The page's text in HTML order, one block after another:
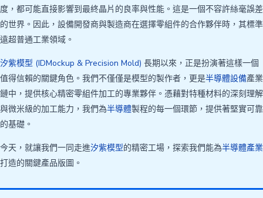
度，都可能直接影響到最終晶片的良率與性能。這是一個不容許絲毫誤差
的世界。因此，設備開發商與製造商在選擇零組件的合作夥伴時，其標準
遠超普通工業領域。
汐紫模型 (IDMockup & Precision Mold) 長期以來，正是扮演著這樣一個
值得信賴的關鍵角色。我們不僅僅是模型的製作者，更是半導體設備產業
鏈中，提供核心精密零組件加工的專業夥伴。憑藉對特種材料的深刻理解
與微米級的加工能力，我們為半導體製程的每一個環節，提供著堅實可靠
的基礎。
今天，就讓我們一同走進汐紫模型的精密工場，探索我們能為半導體產業
打造的關鍵產品版圖。